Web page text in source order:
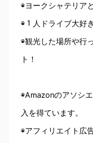
◉ヨークシャテリア
◉１人ドライブ大好
◉観光した場所や行
ト！
◉Amazonのアソシ
入を得ています。
◉アフィリエイト広